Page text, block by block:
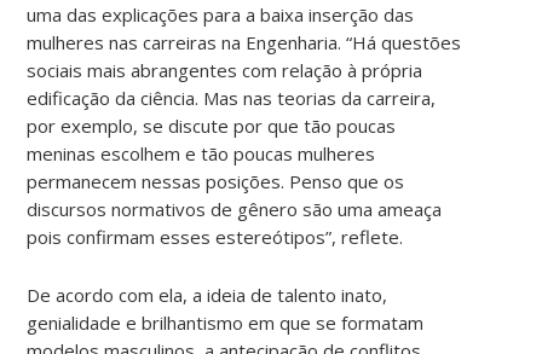
uma das explicações para a baixa inserção das
mulheres nas carreiras na Engenharia. “Há questões
sociais mais abrangentes com relação à própria
edificação da ciência. Mas nas teorias da carreira,
por exemplo, se discute por que tão poucas
meninas escolhem e tão poucas mulheres
permanecem nessas posições. Penso que os
discursos normativos de gênero são uma ameaça
pois confirmam esses estereótipos”, reflete.
De acordo com ela, a ideia de talento inato,
genialidade e brilhantismo em que se formatam